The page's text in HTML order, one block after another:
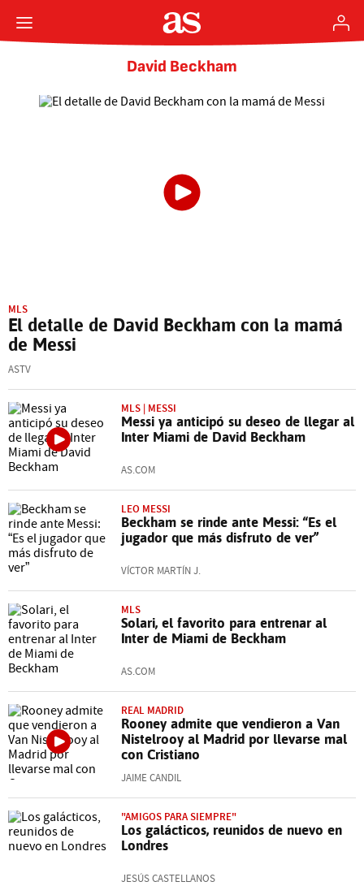
David Beckham
MLS
El detalle de David Beckham con la mamá
de Messi
ASTV
MLS | MESSI
Messi ya anticipó su deseo de llegar al
Inter Miami de David Beckham
AS.COM
LEO MESSI
Beckham se rinde ante Messi: “Es el
jugador que más disfruto de ver”
VÍCTOR MARTÍN J.
MLS
Solari, el favorito para entrenar al
Inter de Miami de Beckham
AS.COM
REAL MADRID
Rooney admite que vendieron a Van
Nistelrooy al Madrid por llevarse mal
con Cristiano
JAIME CANDIL
"AMIGOS PARA SIEMPRE"
Los galácticos, reunidos de nuevo en
Londres
JESÚS CASTELLANOS